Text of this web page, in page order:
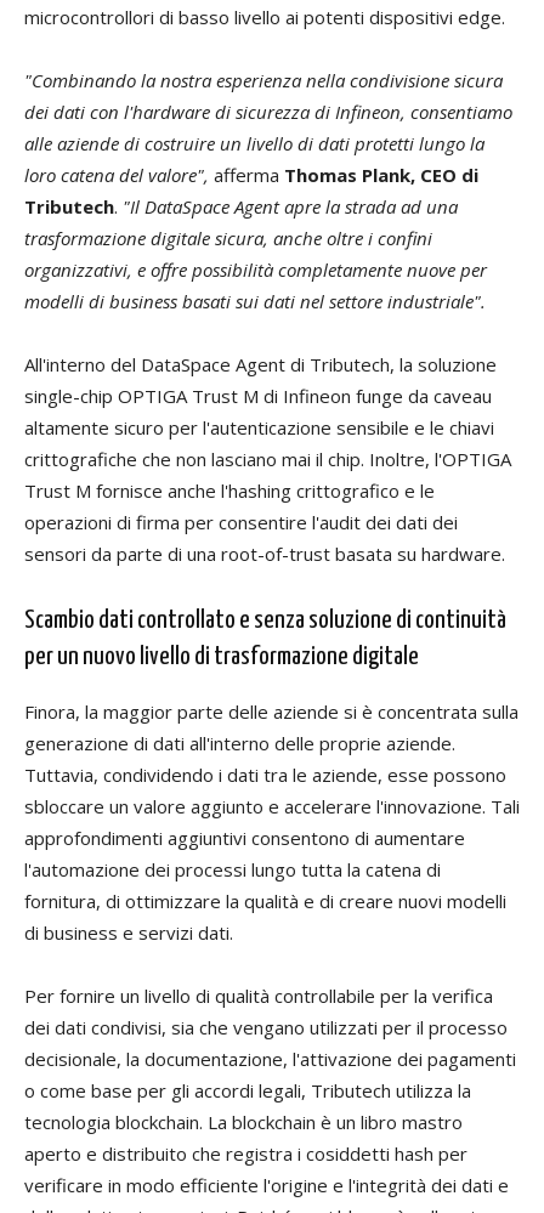
microcontrollori di basso livello ai potenti dispositivi edge.
"Combinando la nostra esperienza nella condivisione sicura
dei dati con l'hardware di sicurezza di Infineon, consentiamo
alle aziende di costruire un livello di dati protetti lungo la
loro catena del valore", afferma Thomas Plank, CEO di
Tributech. "Il DataSpace Agent apre la strada ad una
trasformazione digitale sicura, anche oltre i confini
organizzativi, e offre possibilità completamente nuove per
modelli di business basati sui dati nel settore industriale".
All'interno del DataSpace Agent di Tributech, la soluzione
single-chip OPTIGA Trust M di Infineon funge da caveau
altamente sicuro per l'autenticazione sensibile e le chiavi
crittografiche che non lasciano mai il chip. Inoltre, l'OPTIGA
Trust M fornisce anche l'hashing crittografico e le
operazioni di firma per consentire l'audit dei dati dei
sensori da parte di una root-of-trust basata su hardware.
Scambio dati controllato e senza soluzione di continuità
per un nuovo livello di trasformazione digitale
Finora, la maggior parte delle aziende si è concentrata sulla
generazione di dati all'interno delle proprie aziende.
Tuttavia, condividendo i dati tra le aziende, esse possono
sbloccare un valore aggiunto e accelerare l'innovazione. Tali
approfondimenti aggiuntivi consentono di aumentare
l'automazione dei processi lungo tutta la catena di
fornitura, di ottimizzare la qualità e di creare nuovi modelli
di business e servizi dati.
Per fornire un livello di qualità controllabile per la verifica
dei dati condivisi, sia che vengano utilizzati per il processo
decisionale, la documentazione, l'attivazione dei pagamenti
o come base per gli accordi legali, Tributech utilizza la
tecnologia blockchain. La blockchain è un libro mastro
aperto e distribuito che registra i cosiddetti hash per
verificare in modo efficiente l'origine e l'integrità dei dati e